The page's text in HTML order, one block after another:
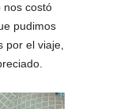
nos costó
pudimos
por el viaje,